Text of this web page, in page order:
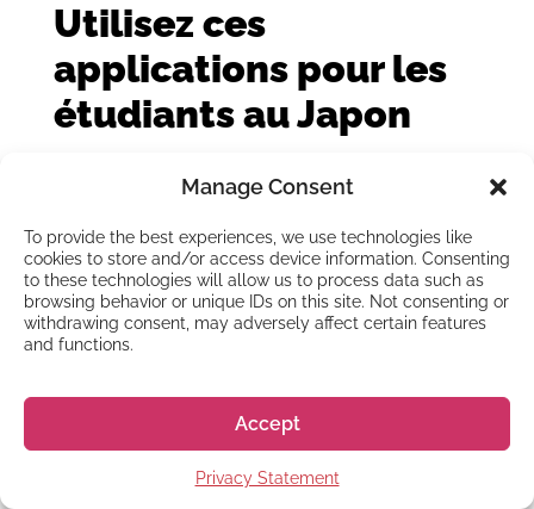
Manage Consent
To provide the best experiences, we use technologies like
cookies to store and/or access device information. Consenting
to these technologies will allow us to process data such as
browsing behavior or unique IDs on this site. Not consenting or
withdrawing consent, may adversely affect certain features
and functions.
Accept
Privacy Statement
Utilisez ces
applications pour les
étudiants au Japon
votre rêve ! N’hésitez pas à visiter notre
pour savoir comment vous pouvez profiter de
votre vie étudiante au Japon.
Ou, si vous voulez en savoir plus sur la vie
étudiante au Japon, rendez-vous sur notreblog
PARTAGEZ CET ARTICLE